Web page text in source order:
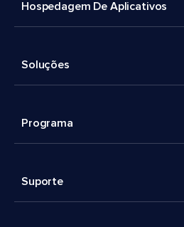
Hospedagem De Aplicativos
Soluções
Programa
Suporte